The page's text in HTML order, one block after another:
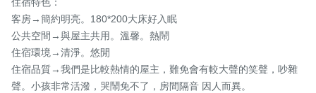
住宿特色：
客房→簡約明亮。180*200大床好入眠
公共空間→與屋主共用。溫馨。熱鬧
住宿環境→清淨。悠閒
住宿品質→我們是比較熱情的屋主，難免會有較大聲的笑聲，吵雜
聲。小孩非常活潑，哭鬧免不了，房間隔音 因人而異。